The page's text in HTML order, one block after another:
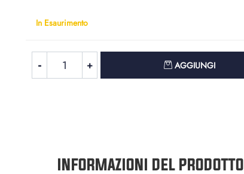
In Esaurimento
AGGIUNGI
INFORMAZIONI DEL PRODOTTO